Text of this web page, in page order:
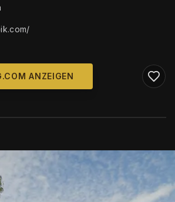
ANZEIGEN